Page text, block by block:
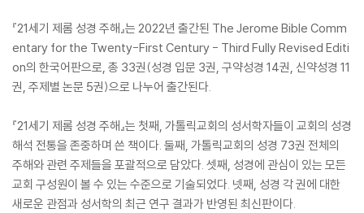
『21세기 제롬 성경 주해』는 2022년 출간된 The Jerome Bible Comm
entary for the Twenty-First Century - Third Fully Revised Editi
on의 한국어판으로, 총 33권(성경 입문 3권, 구약성경 14권, 신약성경 11
권, 주제별 논문 5권)으로 나누어 출간된다.
『21세기 제롬 성경 주해』는 첫째, 가톨릭교회의 성서학자들이 교회의 성경
해석 전통을 존중하며 쓴 책이다. 둘째, 가톨릭교회의 성경 73권 전체의
주해와 관련 주제들을 포괄적으로 담았다. 셋째, 성경에 관심이 있는 모든
교회 구성원이 볼 수 있는 수준으로 기술되었다. 넷째, 성경 각 권에 대한
새로운 관점과 성서학의 최근 연구 결과가 반영된 최신판이다.